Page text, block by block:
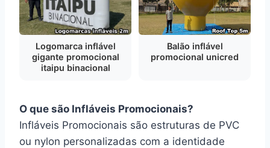
Logomarca inflável
gigante promocional
itaipu binacional
Balão inflável
promocional unicred
O que são Infláveis Promocionais?
Infláveis Promocionais são estruturas de PVC
ou nylon personalizadas com a identidade